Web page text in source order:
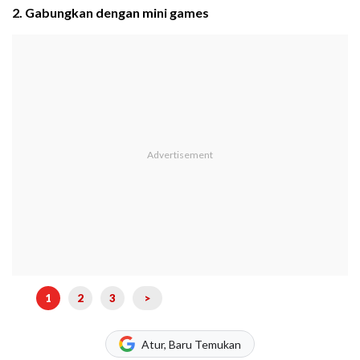
2. Gabungkan dengan mini games
1 2 3 >
Atur, Baru Temukan